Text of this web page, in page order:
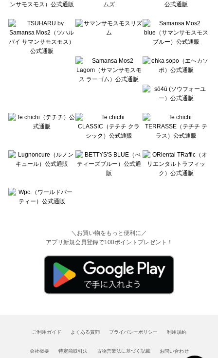
Te chichi CLASSIC（テチチ クラシック）のシューズ一覧
Lugnoncure（ルノンキュール）のシューズ一覧
BETTY'S BLUE（べティーズブルー）のシューズ一覧
Wpc.（ワールドパーティー）のシューズ一覧
＼お買い物をもっと便利に／
アプリ新規会員登録で100ポイントプレゼント！
ご利用ガイド よくある質問 プライバシーポリシー 利用規約
会社概要 特定商取引法 古物営業法に基づく記載 お問い合わせ